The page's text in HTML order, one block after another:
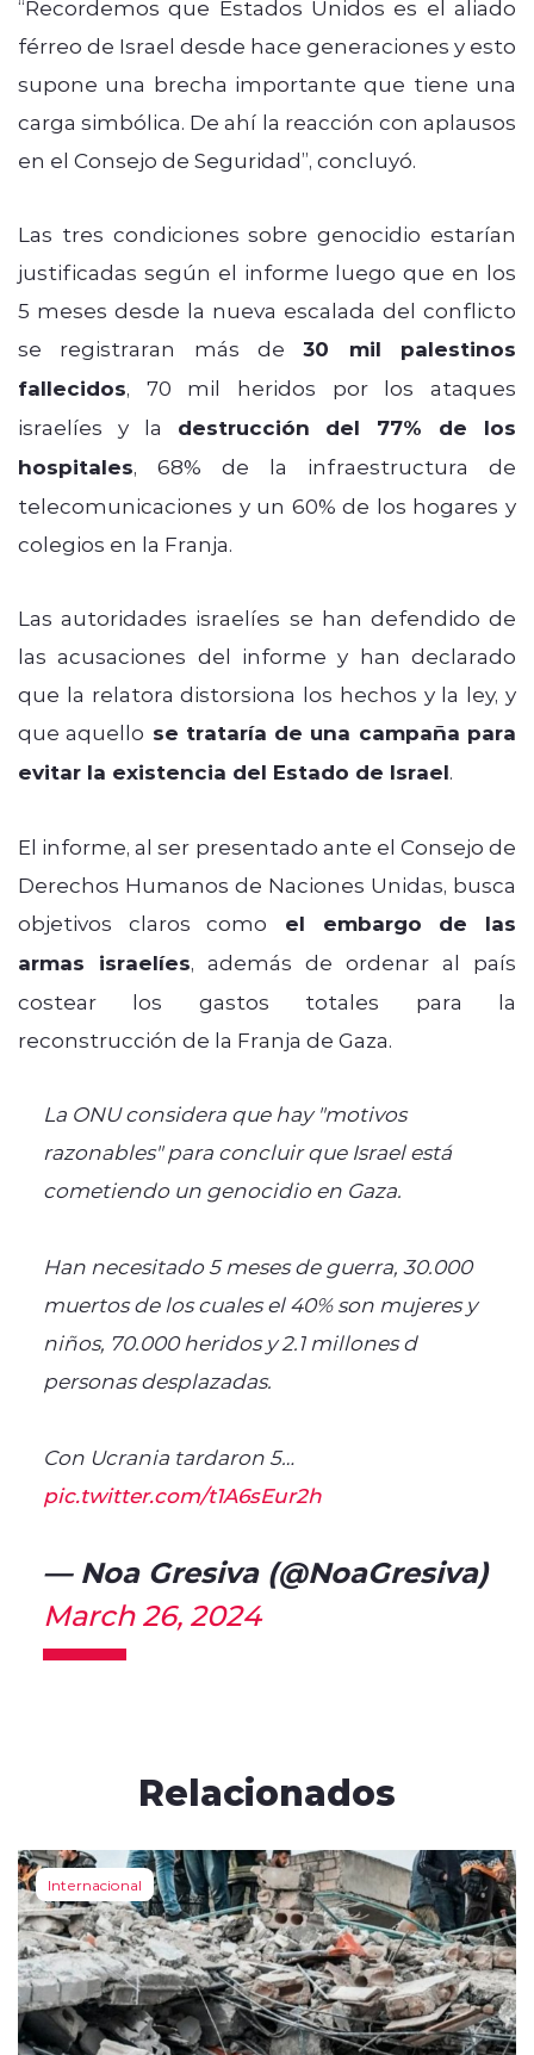
“Recordemos que Estados Unidos es el aliado
férreo de Israel desde hace generaciones y esto
supone una brecha importante que tiene una
carga simbólica. De ahí la reacción con aplausos
en el Consejo de Seguridad”, concluyó.
Las tres condiciones sobre genocidio estarían
justificadas según el informe luego que en los
5 meses desde la nueva escalada del conflicto
se registraran más de30 mil palestinos
fallecidos, 70 mil heridos por los ataques
israelíes y la destrucción del 77% de los
hospitales, 68% de la infraestructura de
telecomunicaciones y un 60% de los hogares y
colegios en la Franja.
Las autoridades israelíes se han defendido de
las acusaciones del informe y han declarado
que la relatora distorsiona los hechos y la ley, y
que aquello se trataría de una campaña para
evitar la existencia del Estado de Israel.
El informe, al ser presentado ante el Consejo de
Derechos Humanos de Naciones Unidas, busca
objetivos claros como el embargo de las
armas israelíes, además de ordenar al país
costear los gastos totales para la
reconstrucción de la Franja de Gaza.
La ONU considera que hay "motivos
razonables" para concluir que Israel está
cometiendo un genocidio en Gaza.
Han necesitado 5 meses de guerra, 30.000
muertos de los cuales el 40% son mujeres y
niños, 70.000 heridos y 2.1 millones d
personas desplazadas.
Con Ucrania tardaron 5…
pic.twitter.com/t1A6sEur2h
— Noa Gresiva (@NoaGresiva)
March 26, 2024
Relacionados
Internacional